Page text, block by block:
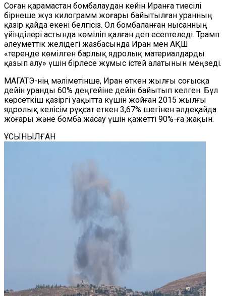
Соған қарамастан бомбалаудан кейін Иранға тиесілі
бірнеше жүз килограмм жоғары байытылған уранның
қазір қайда екені белгісіз. Ол бомбаланған нысанның
үйінділері астында көміліп қалған деп есептеледі. Трамп
әлеуметтік желідегі жазбасында Иран мен АҚШ
«тереңде көмілген барлық ядролық материалдарды
қазып алу» үшін бірлесе жұмыс істей алатынын меңзеді.
МАГАТЭ-нің мәліметінше, Иран өткен жылғы соғысқа
дейін уранды 60% деңгейіне дейін байытып келген. Бұл
көрсеткіш қазіргі уақытта күшін жойған 2015 жылғы
ядролық келісім рұқсат еткен 3,67% шегінен әлдеқайда
жоғары және бомба жасау үшін қажетті 90%-ға жақын.
ҰСЫНЫЛҒАН